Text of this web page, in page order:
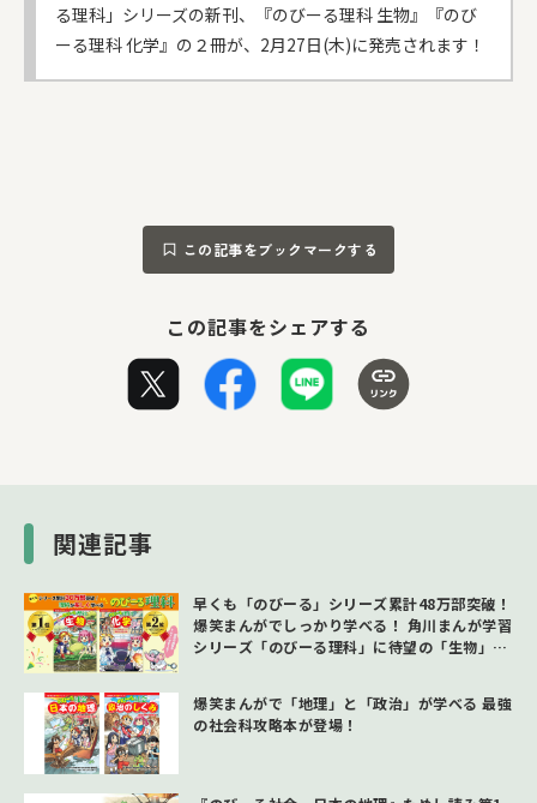
る理科」シリーズの新刊、『のびーる理科 生物』『のび
ーる理科 化学』の２冊が、2月27日(木)に発売されます！
この記事をブックマークする
この記事をシェアする
関連記事
早くも「のびーる」シリーズ累計48万部突破！
爆笑まんがでしっかり学べる！ 角川まんが学習
シリーズ「のびーる理科」に待望の「生物」と
爆笑まんがで「地理」と「政治」が学べる 最強
の社会科攻略本が登場！